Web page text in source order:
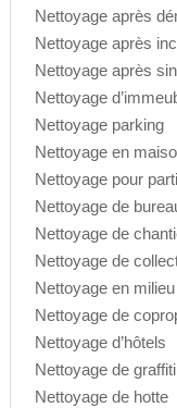
Nettoyage après
Nettoyage après
Nettoyage après
Nettoyage
Nettoyage parking
Nettoyage en
Nettoyage pour
Nettoyage de
Nettoyage de
Nettoyage de
Nettoyage en
Nettoyage de
Nettoyage d’hôtels
Nettoyage de graffiti
Nettoyage de hotte